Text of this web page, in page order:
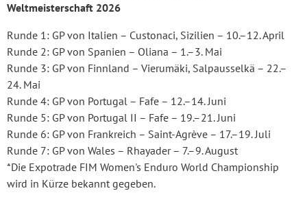
Weltmeisterschaft 2026
Runde 1: GP von Italien – Custonaci, Sizilien – 10.–12. April
Runde 2: GP von Spanien – Oliana – 1.–3. Mai
Runde 3: GP von Finnland – Vierumäki, Salpausselkä – 22.–
24. Mai
Runde 4: GP von Portugal – Fafe – 12.–14. Juni
Runde 5: GP von Portugal II – Fafe – 19.–21. Juni
Runde 6: GP von Frankreich – Saint-Agrève – 17.–19. Juli
Runde 7: GP von Wales – Rhayader – 7.–9. August
*Die Expotrade FIM Women's Enduro World Championship
wird in Kürze bekannt gegeben.